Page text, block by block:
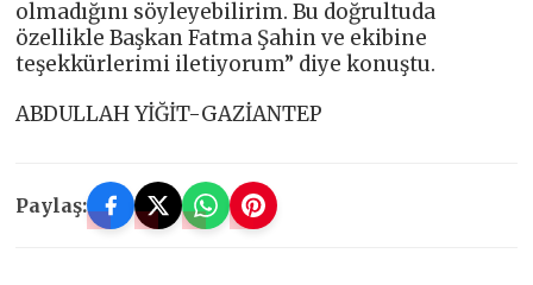
olmadığını söyleyebilirim. Bu doğrultuda
özellikle Başkan Fatma Şahin ve ekibine
teşekkürlerimi iletiyorum” diye konuştu.
ABDULLAH YİĞİT-GAZİANTEP
Paylaş: